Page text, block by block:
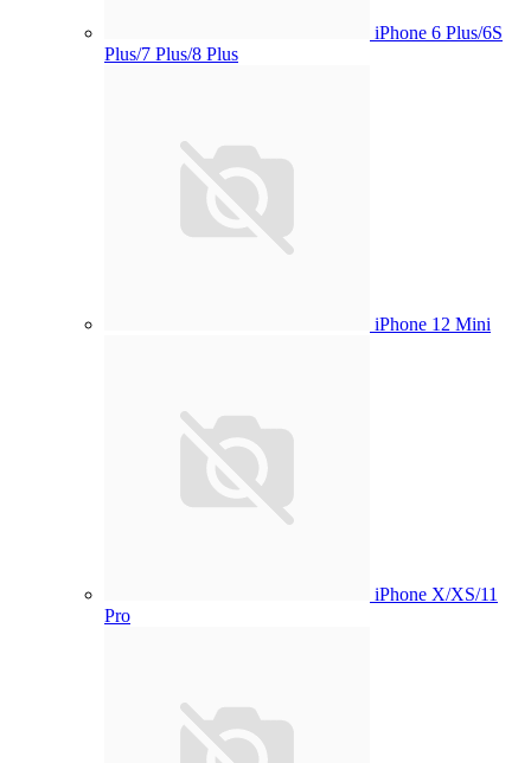
iPhone 6 Plus/6S
Plus/7 Plus/8 Plus
iPhone 12 Mini
iPhone X/XS/11
Pro